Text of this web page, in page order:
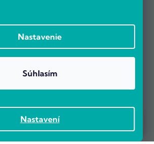
Nastavení
Nastavenie
Súhlasím
Navyše objednávky nad 100 EUR sú s